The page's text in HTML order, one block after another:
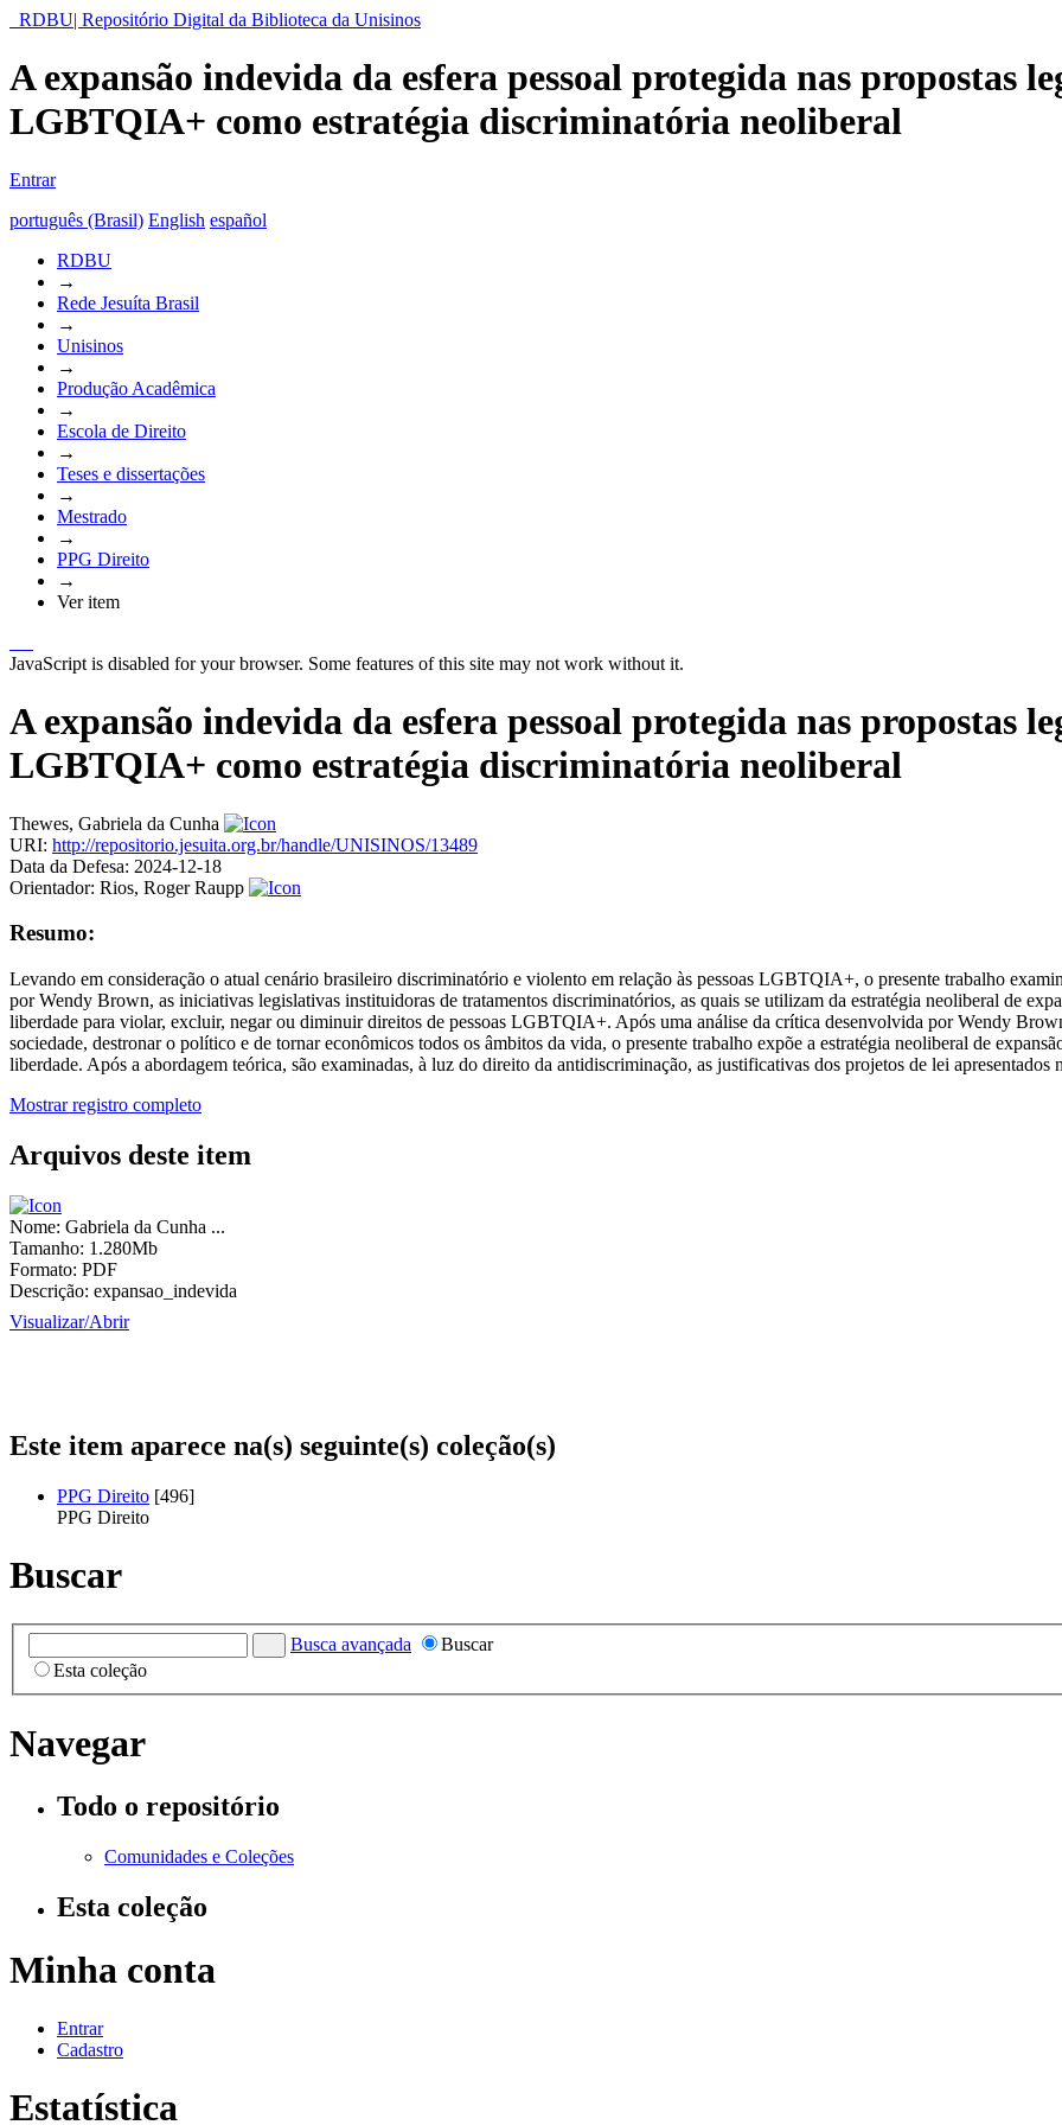
RDBU| Repositório Digital da Biblioteca da Unisinos
A expansão indevida da esfera pessoal protegida nas propostas
LGBTQIA+ como estratégia discriminatória neoliberal
Entrar
português (Brasil) English español
RDBU
→
Rede Jesuíta Brasil
→
Unisinos
→
Produção Acadêmica
→
Escola de Direito
→
Teses e dissertações
→
Mestrado
→
PPG Direito
→
Ver item
JavaScript is disabled for your browser. Some features of this site may not work without it.
A expansão indevida da esfera pessoal protegida nas propostas
LGBTQIA+ como estratégia discriminatória neoliberal
Thewes, Gabriela da Cunha
URI: http://repositorio.jesuita.org.br/handle/UNISINOS/13489
Data da Defesa: 2024-12-18
Orientador: Rios, Roger Raupp
Resumo:
Levando em consideração o atual cenário brasileiro discriminatório e violento em relação às pessoas LGBTQIA+, o presente trabalho
por Wendy Brown, as iniciativas legislativas instituidoras de tratamentos discriminatórios, as quais se utilizam da estratégia neoliberal de
liberdade para violar, excluir, negar ou diminuir direitos de pessoas LGBTQIA+. Após uma análise da crítica desenvolvida por Wendy
sociedade, destronar o político e de tornar econômicos todos os âmbitos da vida, o presente trabalho expõe a estratégia neoliberal de
liberdade. Após a abordagem teórica, são examinadas, à luz do direito da antidiscriminação, as justificativas dos projetos de lei apresentados
Mostrar registro completo
Arquivos deste item
Nome: Gabriela da Cunha ...
Tamanho: 1.280Mb
Formato: PDF
Descrição: expansao_indevida
Visualizar/Abrir
Este item aparece na(s) seguinte(s) coleção(s)
PPG Direito [496]
PPG Direito
Buscar
Busca avançada
Buscar
Esta coleção
Navegar
Todo o repositório
Comunidades e Coleções
Esta coleção
Minha conta
Entrar
Cadastro
Estatística